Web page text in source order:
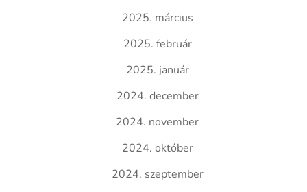
2025. március
2025. február
2025. január
2024. december
2024. november
2024. október
2024. szeptember